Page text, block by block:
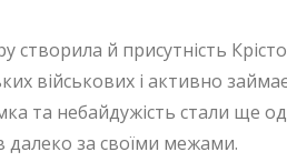
створила й присутність
військових і активно
та небайдужість стали ще
далеко за своїми межами.